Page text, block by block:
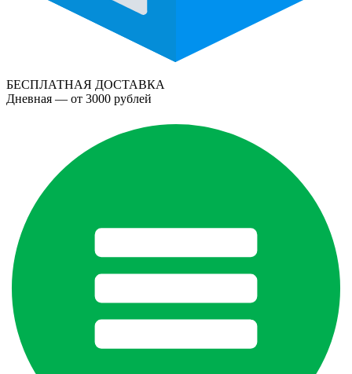
БЕСПЛАТНАЯ ДОСТАВКА
Дневная — от 3000 рублей